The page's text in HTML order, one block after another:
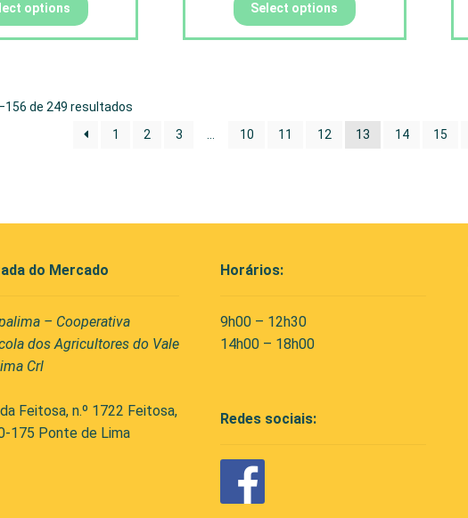
options Select options
de 249 resultados
1
2 3 … 10 11 12 13 14 15
do Mercado
– Cooperativa
dos Agricultores do Vale
Crl
Feitosa, n.º 1722 Feitosa,
175 Ponte de Lima
Horários:
9h00 – 12h30
14h00 – 18h00
Redes sociais: